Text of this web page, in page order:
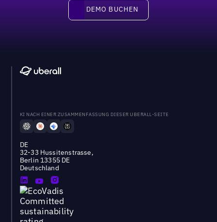
DEMO BUCHEN
DEMO BUCHEN
KI NACH EINER ZUSAMMENFASSUNG DIESER UBERALL-SEITE
DE
32-33 Hussitenstrasse,
Berlin 13355 DE
Deutschland